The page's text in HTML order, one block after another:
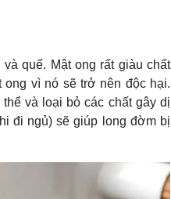
quế. Mật ong rất giàu chất
vì nó sẽ trở nên độc hại.
và loại bỏ các chất gây dị
đi ngủ) sẽ giúp long đờm bị